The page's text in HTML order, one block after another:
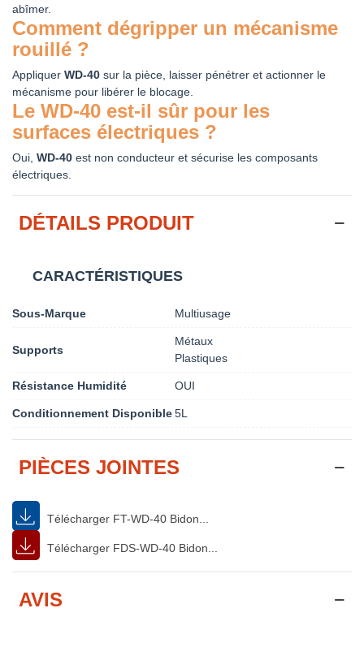
abîmer.
Comment dégripper un mécanisme
rouillé ?
Appliquer WD-40 sur la pièce, laisser pénétrer et actionner le
mécanisme pour libérer le blocage.
Le WD-40 est-il sûr pour les
surfaces électriques ?
Oui, WD-40 est non conducteur et sécurise les composants
électriques.
DÉTAILS PRODUIT
CARACTÉRISTIQUES
Sous-Marque Multiusage
Supports
Métaux
Plastiques
Résistance Humidité OUI
Conditionnement Disponible5L
PIÈCES JOINTES
Télécharger FT-WD-40 Bidon...
Télécharger FDS-WD-40 Bidon...
AVIS